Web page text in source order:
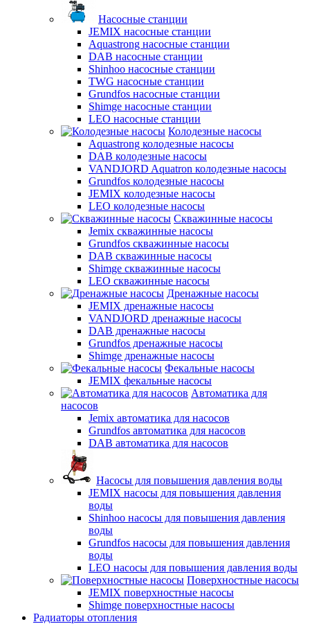
Насосные станции
JEMIX насосные станции
Aquastrong насосные станции
DAB насосные станции
Shinhoo насосные станции
TWG насосные станции
Grundfos насосные станции
Shimge насосные станции
LEO насосные станции
Колодезные насосы
Aquastrong колодезные насосы
DAB колодезные насосы
VANDJORD Aquatron колодезные насосы
Grundfos колодезные насосы
JEMIX колодезные насосы
LEO колодезные насосы
Скважинные насосы
Jemix cкважинные насосы
Grundfos скважинные насосы
DAB скважинные насосы
Shimge скважинные насосы
LEO скважинные насосы
Дренажные насосы
JEMIX дренажные насосы
VANDJORD дренажные насосы
DAB дренажные насосы
Grundfos дренажные насосы
Shimge дренажные насосы
Фекальные насосы
JEMIX фекальные насосы
Автоматика для
насосов
Jemix автоматика для насосов
Grundfos автоматика для насосов
DAB автоматика для насосов
Насосы для повышения давления воды
JEMIX насосы для повышения давления
воды
Shinhoo насосы для повышения давления
воды
Grundfos насосы для повышения давления
воды
LEO насосы для повышения давления воды
Поверхностные насосы
JEMIX поверхностные насосы
Shimge поверхностные насосы
Радиаторы отопления